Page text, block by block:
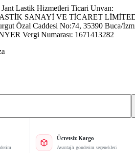
Jant Lastik Hizmetleri Ticari Unvan:
SANAYİ VE TİCARET
Özal Caddesi No:74, 35390 Buca/
Vergi Numarası: 1671413282
Ücretsiz Kargo
Avantajlı gönderim seçenekleri